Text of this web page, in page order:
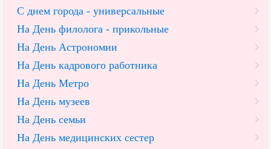
С днем города - универсальные
На День филолога - прикольные
На День Астрономии
На День кадрового работника
На День Метро
На День музеев
На День семьи
На День медицинских сестер